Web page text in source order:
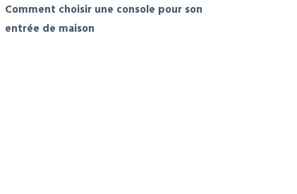
Comment choisir une console pour son
entrée de maison